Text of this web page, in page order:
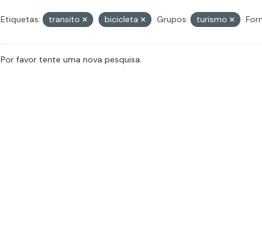
Etiquetas: transito bicicleta Grupos: turismo
Por favor tente uma nova pesquisa.